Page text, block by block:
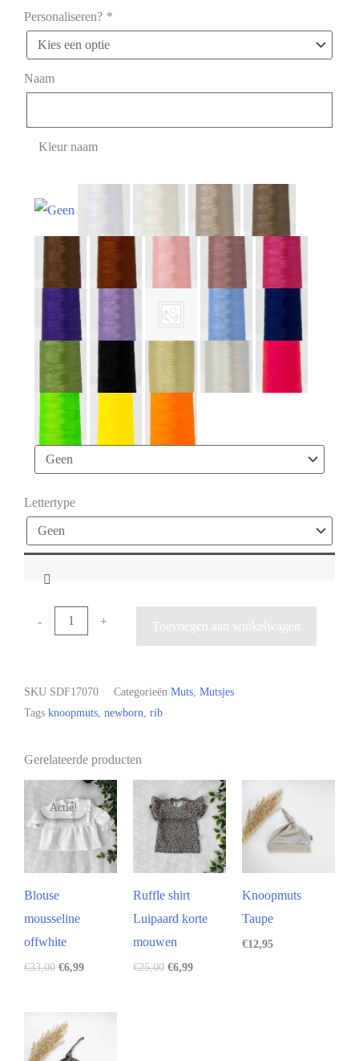
Personaliseren? *
Naam
Kleur naam
Lettertype
- + Toevoegen aan winkelwagen
SKU SDF17070 Categorieën Muts Mutsjes
Tags knoopmuts newborn rib
Gerelateerde producten
Actie!
Actie!
Blouse
mousseline
offwhite
€33,00 €6,99
Actie!
Actie!
Ruffle shirt
Luipaard korte
mouwen
€25,00 €6,99
Knoopmuts
Taupe
€12,95